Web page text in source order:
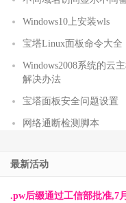
Windows10上安装wls
宝塔Linux面板命令大全
Windows2008系统的云
解决办法
宝塔面板安全问题设置
网络通断检测脚本
最新活动
.pw后缀通过工信部批准,7